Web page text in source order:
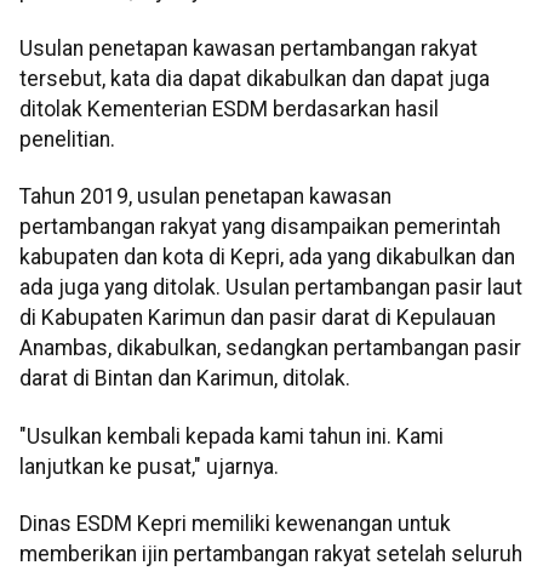
Usulan penetapan kawasan pertambangan rakyat
tersebut, kata dia dapat dikabulkan dan dapat juga
ditolak Kementerian ESDM berdasarkan hasil
penelitian.
Tahun 2019, usulan penetapan kawasan
pertambangan rakyat yang disampaikan pemerintah
kabupaten dan kota di Kepri, ada yang dikabulkan dan
ada juga yang ditolak. Usulan pertambangan pasir laut
di Kabupaten Karimun dan pasir darat di Kepulauan
Anambas, dikabulkan, sedangkan pertambangan pasir
darat di Bintan dan Karimun, ditolak.
"Usulkan kembali kepada kami tahun ini. Kami
lanjutkan ke pusat," ujarnya.
Dinas ESDM Kepri memiliki kewenangan untuk
memberikan ijin pertambangan rakyat setelah seluruh